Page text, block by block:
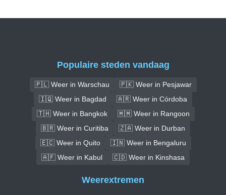
Populaire steden vandaag
🇵🇱 Weer in Warschau
🇵🇰 Weer in Pesjawar
🇮🇶 Weer in Bagdad
🇦🇷 Weer in Córdoba
🇹🇭 Weer in Bangkok
🇲🇲 Weer in Rangoon
🇧🇷 Weer in Curitiba
🇿🇦 Weer in Durban
🇪🇨 Weer in Quito
🇮🇳 Weer in Bengaluru
🇦🇫 Weer in Kabul
🇨🇩 Weer in Kinshasa
Weerextremen